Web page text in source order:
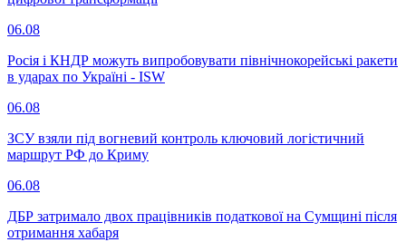
06.08
Росія і КНДР можуть випробовувати північнокорейські ракети
в ударах по Україні - ISW
06.08
ЗСУ взяли під вогневий контроль ключовий логістичний
маршрут РФ до Криму
06.08
ДБР затримало двох працівників податкової на Сумщині після
отримання хабаря